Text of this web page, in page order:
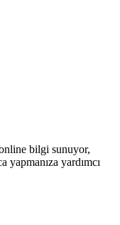
online bilgi sunuyor,
yardımcı